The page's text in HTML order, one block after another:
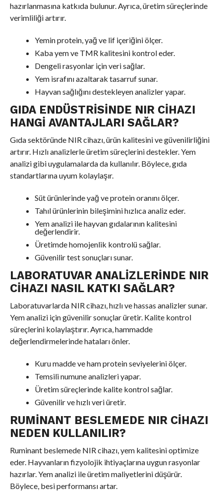
hazırlanmasına katkıda bulunur. Ayrıca, üretim süreçlerinde
verimliliği artırır.
Yemin protein, yağ ve lif içeriğini ölçer.
Kaba yem ve TMR kalitesini kontrol eder.
Dengeli rasyonlar için veri sağlar.
Yem israfını azaltarak tasarruf sunar.
Hayvan sağlığını destekleyen analizler yapar.
GIDA ENDÜSTRISINDE NIR CIHAZI
HANGI AVANTAJLARI SAĞLAR?
Gıda sektöründe NIR cihazı, ürün kalitesini ve güvenilirliğini
artırır. Hızlı analizlerle üretim süreçlerini destekler. Yem
analizi gibi uygulamalarda da kullanılır. Böylece, gıda
standartlarına uyum kolaylaşır.
Süt ürünlerinde yağ ve protein oranını ölçer.
Tahıl ürünlerinin bileşimini hızlıca analiz eder.
Yem analizi ile hayvan gıdalarının kalitesini
değerlendirir.
Üretimde homojenlik kontrolü sağlar.
Güvenilir test sonuçları sunar.
LABORATUVAR ANALIZLERINDE NIR
CIHAZI NASIL KATKI SAĞLAR?
Laboratuvarlarda NIR cihazı, hızlı ve hassas analizler sunar.
Yem analizi için güvenilir sonuçlar üretir. Kalite kontrol
süreçlerini kolaylaştırır. Ayrıca, hammadde
değerlendirmelerinde hataları önler.
Kuru madde ve ham protein seviyelerini ölçer.
Temsili numune analizleri yapar.
Üretim süreçlerinde kalite kontrol sağlar.
Güvenilir ve hızlı veri üretir.
RUMINANT BESLEMEDE NIR CIHAZI
NEDEN KULLANILIR?
Ruminant beslemede NIR cihazı, yem kalitesini optimize
eder. Hayvanların fizyolojik ihtiyaçlarına uygun rasyonlar
hazırlar. Yem analizi ile üretim maliyetlerini düşürür.
Böylece, besi performansı artar.